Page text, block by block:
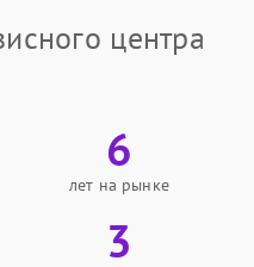
центра
6
лет на рынке
3